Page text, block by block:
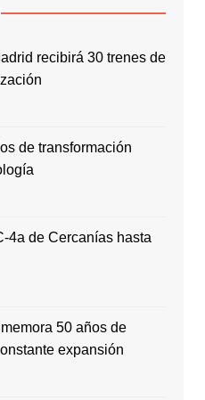
recibirá 30 trenes de
de transformación
4a de Cercanías hasta
50 años de
expansión